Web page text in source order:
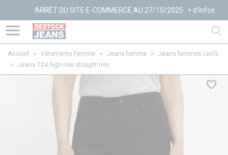
ARRÊT DU SITE E-COMMERCE AU 27/10/2025 + d'infos
Accueil > Vêtements Femme > Jeans femme >
Jeans femmes Levi’s
>
Jeans 724 high rise straight noir